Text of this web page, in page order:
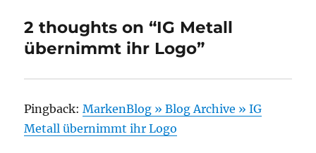
2 thoughts on “IG Metall
übernimmt ihr Logo”
Pingback:MarkenBlog » Blog Archive » IG
Metall übernimmt ihr Logo